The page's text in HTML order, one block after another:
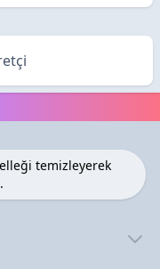
temizleyerek